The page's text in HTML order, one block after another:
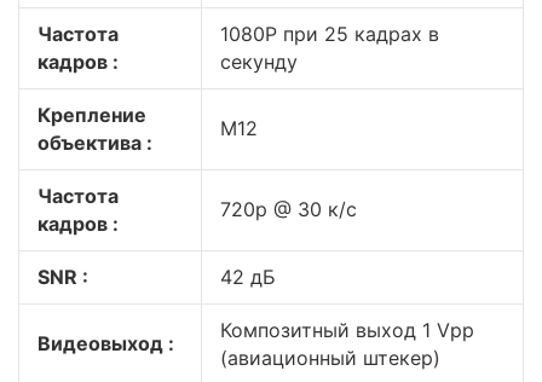
Частота
кадров :
1080P при 25 кадрах в
секунду
Крепление
объектива :
M12
Частота
кадров :
720p @ 30 к/с
SNR : 42 дБ
Видеовыход :
Композитный выход 1 Vpp
(авиационный штекер)